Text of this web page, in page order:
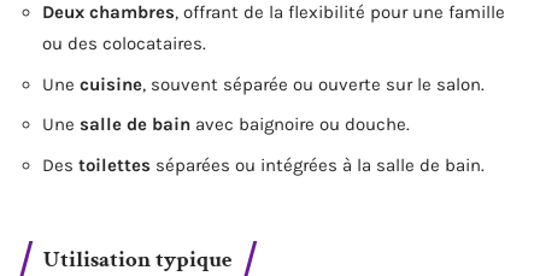
Deux chambres, offrant de la flexibilité pour une famille
ou des colocataires.
Une cuisine, souvent séparée ou ouverte sur le salon.
Une salle de bain avec baignoire ou douche.
Des toilettes séparées ou intégrées à la salle de bain.
Utilisation typique